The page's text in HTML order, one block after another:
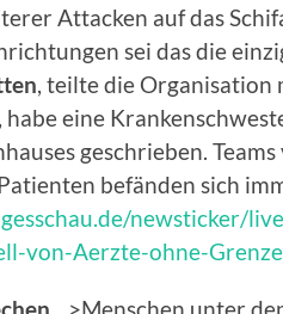
Attacken auf das
sei das die
, teilte die Organisation
habe eine
geschrieben.
befänden sich
newsticker/
von-Aerzte-ohne-